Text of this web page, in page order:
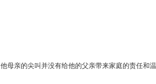
母亲的尖叫并没有给他的父亲带来家庭的责任和